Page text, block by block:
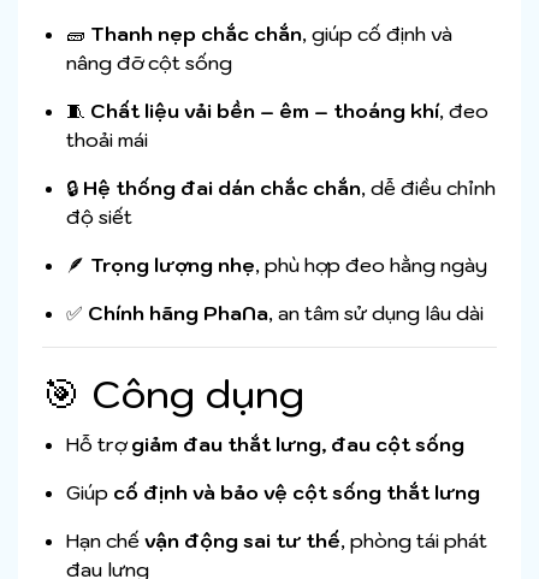
🧱 Thanh nẹp chắc chắn, giúp cố định và
nâng đỡ cột sống
🧵 Chất liệu vải bền – êm – thoáng khí, đeo
thoải mái
🔒 Hệ thống đai dán chắc chắn, dễ điều chỉnh
độ siết
🪶 Trọng lượng nhẹ, phù hợp đeo hằng ngày
✅ Chính hãng PhaNa, an tâm sử dụng lâu dài
🎯 Công dụng
Hỗ trợgiảm đau thắt lưng, đau cột sống
Giúp cố định và bảo vệ cột sống thắt lưng
Hạn chế vận động sai tư thế, phòng tái phát
đau lưng